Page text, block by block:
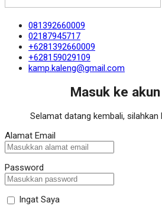
081392660009
02187945717
+6281392660009
+628159029109
kamp.kaleng@gmail.com
Masuk ke
Selamat datang kembali, silahkan
Alamat Email
Password
Ingat Saya